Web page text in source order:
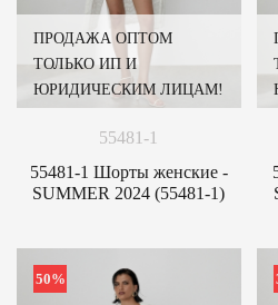
ПРОДАЖА ОПТОМ
ТОЛЬКО ИП И
ЮРИДИЧЕСКИМ ЛИЦАМ!
55481-1
55481-1 Шорты женские -
SUMMER 2024 (55481-1)
50%